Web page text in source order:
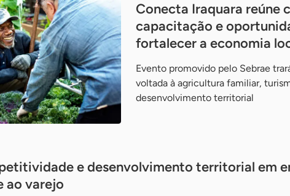
Conecta Iraquara reúne
capacitação e
fortalecer a economia
Evento promovido pelo Sebrae
voltada à agricultura familiar,
desenvolvimento territorial
e desenvolvimento territorial em
ao varejo